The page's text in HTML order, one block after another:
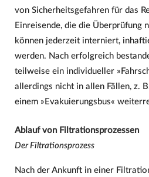
von Sicherheitsgefahren für das
Einreisende, die die Überprüfung
können jederzeit interniert,
werden. Nach erfolgreich
teilweise ein individueller
allerdings nicht in allen Fällen, z.
einem »Evakuierungsbus«
Ablauf von Filtrationsprozessen
Der Filtrationsprozess
Nach der Ankunft in einer